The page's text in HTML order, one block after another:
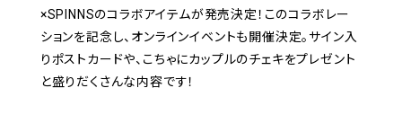
×SPINNSのコラボアイテムが発売決定！このコラボレー
ションを記念し、オンラインイベントも開催決定。サイン入
りポストカードや、こちゃにカップルのチェキをプレゼント
と盛りだくさんな内容です！